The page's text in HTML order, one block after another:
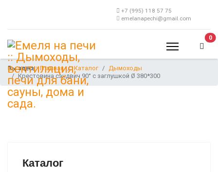
+7 (995) 118 57 75
emelanapechi@gmail.com
0В
Вы здесь:Главная Каталог
Дымоходы
Крестовина сэндвич 90° с заглушкой Ø 380*300
Каталог